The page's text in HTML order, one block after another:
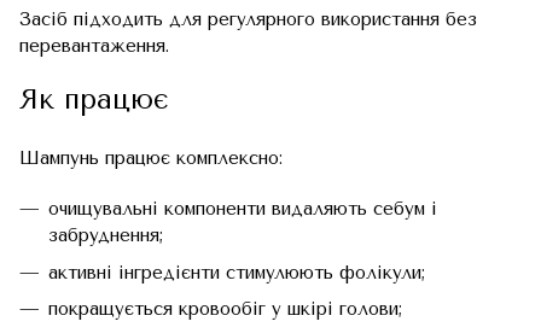
Засіб підходить для регулярного використання без
перевантаження.
Як працює
Шампунь працює комплексно:
очищувальні компоненти видаляють себум і
забруднення;
активні інгредієнти стимулюють фолікули;
покращується кровообіг у шкірі голови;